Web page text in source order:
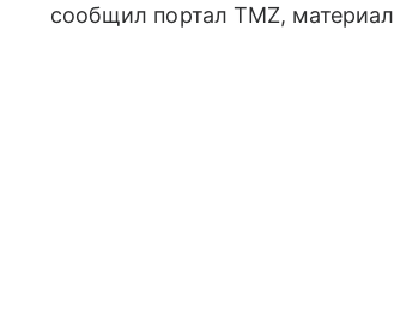
сообщил портал TMZ,